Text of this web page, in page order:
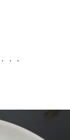
・・